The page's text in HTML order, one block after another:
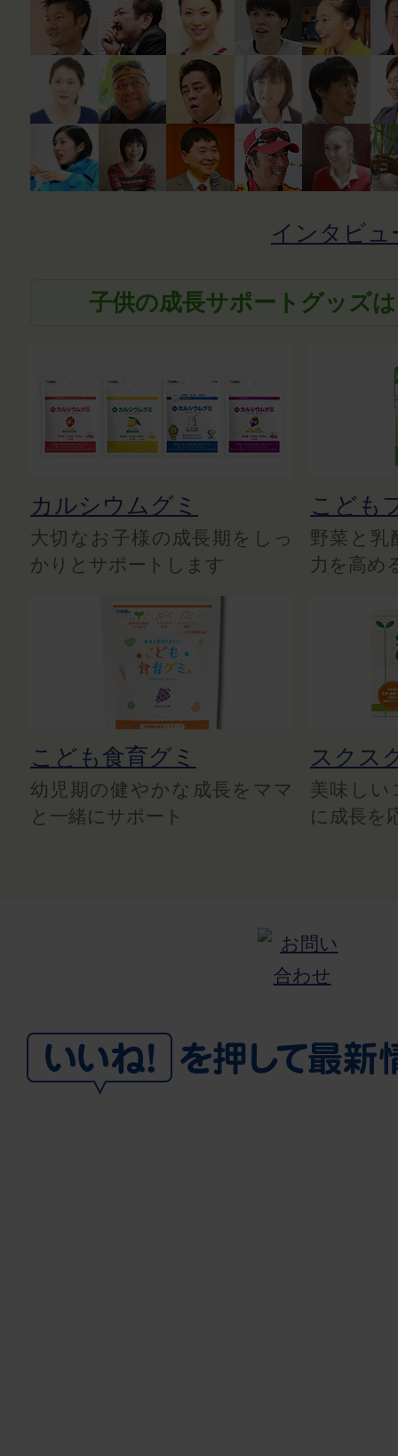
インタビュ
子供の成長サポートグッズ
カルシウムグミ
大切なお子様の成長期をしっ
かりとサポートします
こども
野菜と乳
力を高め
こども食育グミ
幼児期の健やかな成長をママ
と一緒にサポート
スクス
美味しい
に成長を